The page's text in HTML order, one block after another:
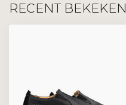
RECENT BEKEKEN